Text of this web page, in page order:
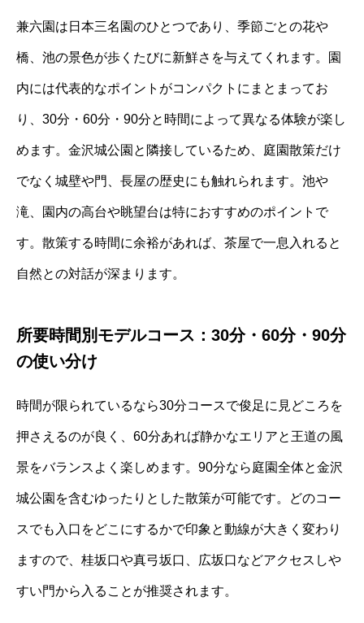
兼六園は日本三名園のひとつであり、季節ごとの花や
橋、池の景色が歩くたびに新鮮さを与えてくれます。園
内には代表的なポイントがコンパクトにまとまってお
り、30分・60分・90分と時間によって異なる体験が楽し
めます。金沢城公園と隣接しているため、庭園散策だけ
でなく城壁や門、長屋の歴史にも触れられます。池や
滝、園内の高台や眺望台は特におすすめのポイントで
す。散策する時間に余裕があれば、茶屋で一息入れると
自然との対話が深まります。
所要時間別モデルコース：30分・60分・90分
の使い分け
時間が限られているなら30分コースで俊足に見どころを
押さえるのが良く、60分あれば静かなエリアと王道の風
景をバランスよく楽しめます。90分なら庭園全体と金沢
城公園を含むゆったりとした散策が可能です。どのコー
スでも入口をどこにするかで印象と動線が大きく変わり
ますので、桂坂口や真弓坂口、広坂口などアクセスしや
すい門から入ることが推奨されます。